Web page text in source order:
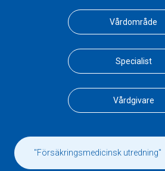
Vårdområde
Specialist
Vårdgivare